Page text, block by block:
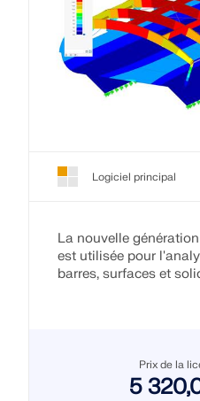
Logiciel principal
La nouvelle
est utilisée pour
barres, surfaces et
Prix de la
5